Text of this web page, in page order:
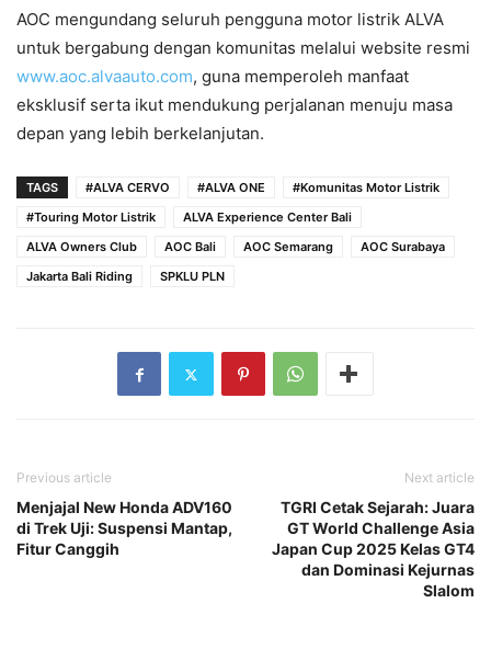
AOC mengundang seluruh pengguna motor listrik ALVA
untuk bergabung dengan komunitas melalui website resmi
www.aoc.alvaauto.com, guna memperoleh manfaat
eksklusif serta ikut mendukung perjalanan menuju masa
depan yang lebih berkelanjutan.
TAGS #ALVA CERVO #ALVA ONE
#Komunitas Motor Listrik
#Touring Motor Listrik
ALVA Experience Center Bali
ALVA Owners Club
AOC Bali AOC Semarang
AOC Surabaya
Jakarta Bali Riding
SPKLU PLN
Previous article
Menjajal New Honda ADV160
di Trek Uji: Suspensi Mantap,
Fitur Canggih
Next article
TGRI Cetak Sejarah: Juara
GT World Challenge Asia
Japan Cup 2025 Kelas GT4
dan Dominasi Kejurnas
Slalom